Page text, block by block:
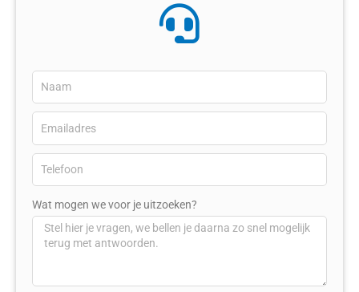
Wat mogen we voor je uitzoeken?